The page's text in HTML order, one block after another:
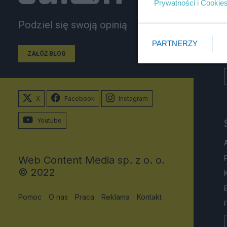
Podziel się swoją opinią
ZAŁÓŻ BLOG
X Facebook Instagram
Youtube
Web Content Media sp. z o. o.
© 2022
Pomoc O nas Praca Reklama Kontakt
Prywatności i Cookies
PARTNERZY